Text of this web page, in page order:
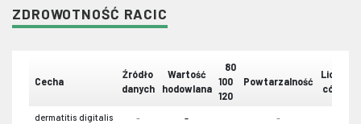
ZDROWOTNOŚĆ RACIC
Cecha
Źródło
danych
Wartość
hodowlana
80
100
120
Powtarzalność
Liczba
córek
dermatitis digitalis - - -